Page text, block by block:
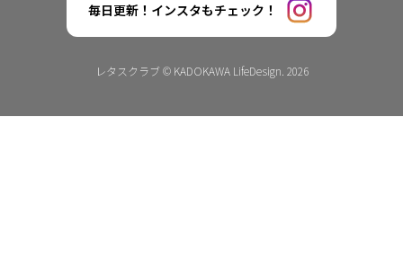
毎日更新！インスタもチェック！
レタスクラブ © KADOKAWA LifeDesign. 2026